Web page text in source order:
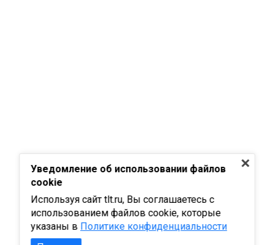
Уведомление об использовании файлов
cookie
Используя сайт tlt.ru, Вы соглашаетесь с
использованием файлов cookie, которые
указаны в Политике конфиденциальности